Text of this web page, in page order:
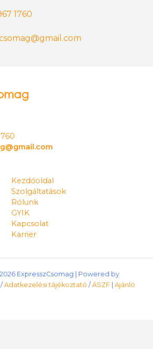
1760
Kezdőoldal
Szolgáltatások
Rólunk
GYIK
Kapcsolat
Karrier
ExpresszCsomag | Powered by
Adatkezelési tájékoztató / ÁSZF| Ajánló